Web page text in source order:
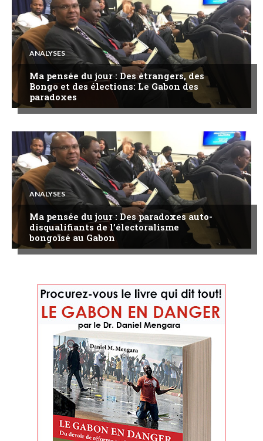
ANALYSES
Ma pensée du jour : Des étrangers, des
Bongo et des élections: Le Gabon des
paradoxes
ANALYSES
Ma pensée du jour : Des paradoxes auto-
disqualifiants de l’électoralisme
bongoïsé au Gabon